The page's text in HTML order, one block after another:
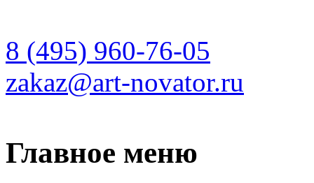
8 (495) 960-76-05
zakaz@art-novator.ru
Главное меню